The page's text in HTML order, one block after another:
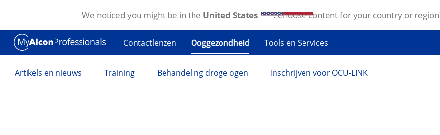
Overslaan en naar de inhoud gaan
Contactlenzen Ooggezondheid Tools en Services
Artikels en nieuws Training Behandeling droge ogen Inschrijven voor OCU-LINK
We noticed you might be in the United States . Choose content for your country or